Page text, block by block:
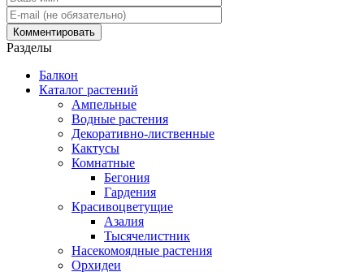
Разделы
Балкон
Каталог растений
Ампельные
Водные растения
Декоративно-лиственные
Кактусы
Комнатные
Бегония
Гардения
Красивоцветущие
Азалия
Тысячелистник
Насекомоядные растения
Орхидеи